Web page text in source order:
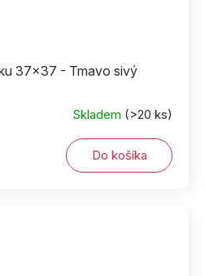
37x37 - Tmavo sivý
Skladem (>20 ks)
Do košíka